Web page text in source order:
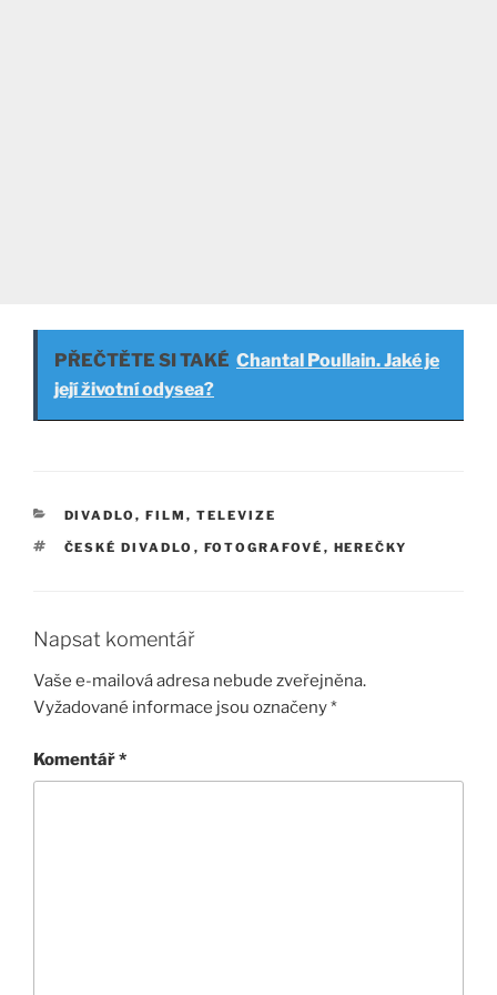
PŘEČTĚTE SI TAKÉ Chantal Poullain. Jaké je
její životní odysea?
RUBRIKY
DIVADLO, FILM, TELEVIZE
ŠTÍTKY
ČESKÉ DIVADLO , FOTOGRAFOVÉ , HEREČKY
Napsat komentář
Vaše e-mailová adresa nebude zveřejněna.
Vyžadované informace jsou označeny*
Komentář*